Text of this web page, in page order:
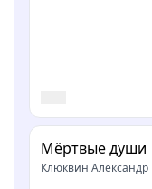
Мёртвые души
Клюквин